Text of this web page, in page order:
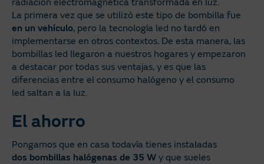
radiación electromagnética transformada en luz.
La primera vez que se utilizó este tipo de bombilla fue
en un vehículo, pero la tecnología led no tardó en
implementarse en otros contextos. De esta manera, las
bombillas led llegaron a nuestros hogares y empezaron
a destacar por todas sus ventajas, y es que las
diferencias entre el consumo halógeno y el consumo
led saltan a la luz.
El ahorro
Pongamos que en casa todavía tienes instaladas
dos bombillas halógenas de 35 W y que sueles